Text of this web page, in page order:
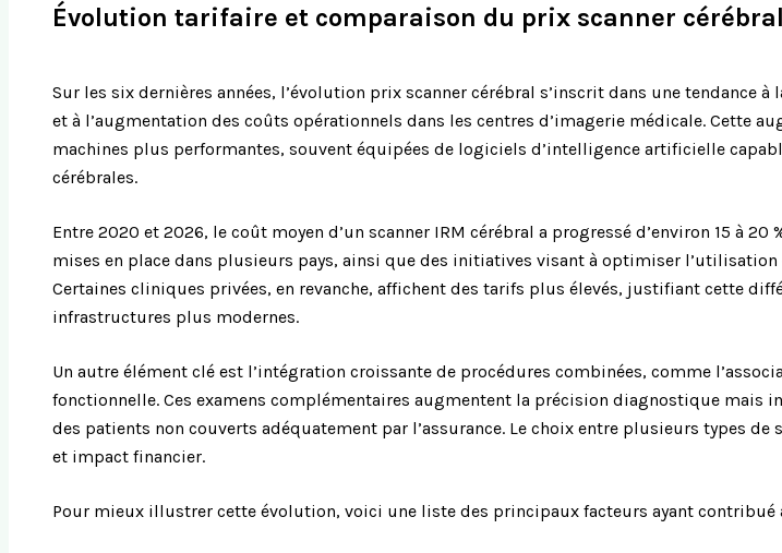
Évolution tarifaire et comparaison du prix scanner
Sur les six dernières années, l’évolution prix scanner cérébral s’inscrit dans une tendance
et à l’augmentation des coûts opérationnels dans les centres d’imagerie médicale. Cette
machines plus performantes, souvent équipées de logiciels d’intelligence artificielle
cérébrales.
Entre 2020 et 2026, le coût moyen d’un scanner IRM cérébral a progressé d’environ 15 à
mises en place dans plusieurs pays, ainsi que des initiatives visant à optimiser
Certaines cliniques privées, en revanche, affichent des tarifs plus élevés, justifiant cette
infrastructures plus modernes.
Un autre élément clé est l’intégration croissante de procédures combinées, comme
fonctionnelle. Ces examens complémentaires augmentent la précision diagnostique
des patients non couverts adéquatement par l’assurance. Le choix entre plusieurs types
et impact financier.
Pour mieux illustrer cette évolution, voici une liste des principaux facteurs ayant contribué